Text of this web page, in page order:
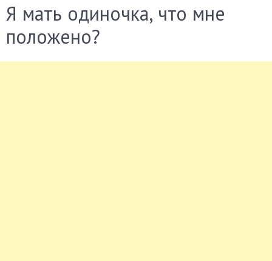
Я мать одиночка, что мне
положено?